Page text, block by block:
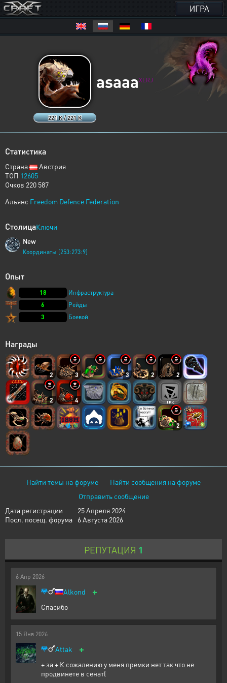
ИГРА
221 K / 221 K
asaaaXERJ
Статистика
Страна
Австрия
ТОП 12605
Очков 220 587
Альянс Freedom Defence Federation
СтолицаКлючи
New
Координаты [253:273:9]
Опыт
18
Инфраструктура
6
Рейды
3
Боевой
Награды
2 3 3 2 2
2 4
2
Найти темы на форуме
Найти сообщения на форуме
Отправить сообщение
Дата регистрации
25 Апреля 2024
Посл. посещ. форума
6 Августа 2026
РЕПУТАЦИЯ 1
6 Апр 2026
Alkond +
Спасибо
15 Янв 2026
Attak +
+ за + К сожалению у меня премки нет так что не
продвинете в сенат(